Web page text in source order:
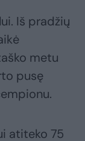
Iš pradžių
metu
pusę
atiteko 75